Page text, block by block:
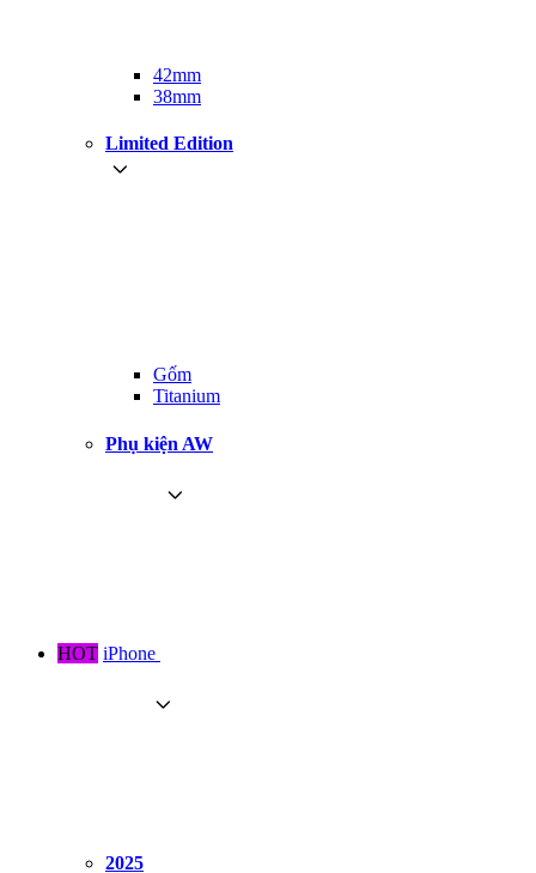
42mm
38mm
Limited Edition
Gốm
Titanium
Phụ kiện AW
HOT iPhone
2025